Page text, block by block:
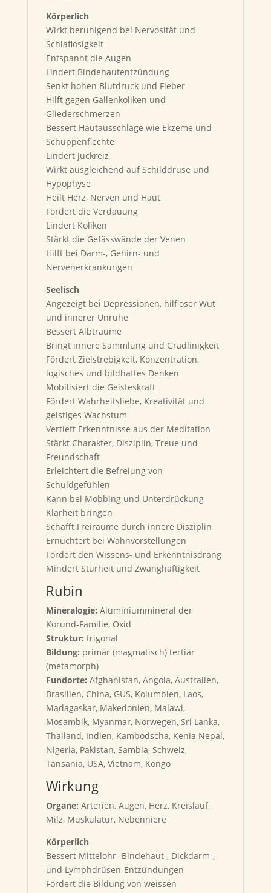
Körperlich
Wirkt beruhigend bei Nervosität und
Schlaflosigkeit
Entspannt die Augen
Lindert Bindehautentzündung
Senkt hohen Blutdruck und Fieber
Hilft gegen Gallenkoliken und
Gliederschmerzen
Bessert Hautausschläge wie Ekzeme und
Schuppenflechte
Lindert Juckreiz
Wirkt ausgleichend auf Schilddrüse und
Hypophyse
Heilt Herz, Nerven und Haut
Fördert die Verdauung
Lindert Koliken
Stärkt die Gefässwände der Venen
Hilft bei Darm-, Gehirn- und
Nervenerkrankungen
Seelisch
Angezeigt bei Depressionen, hilfloser Wut
und innerer Unruhe
Bessert Albträume
Bringt innere Sammlung und Gradlinigkeit
Fördert Zielstrebigkeit, Konzentration,
logisches und bildhaftes Denken
Mobilisiert die Geisteskraft
Fördert Wahrheitsliebe, Kreativität und
geistiges Wachstum
Vertieft Erkenntnisse aus der Meditation
Stärkt Charakter, Disziplin, Treue und
Freundschaft
Erleichtert die Befreiung von
Schuldgefühlen
Kann bei Mobbing und Unterdrückung
Klarheit bringen
Schafft Freiräume durch innere Disziplin
Ernüchtert bei Wahnvorstellungen
Fördert den Wissens- und Erkenntnisdrang
Mindert Sturheit und Zwanghaftigkeit
Rubin
Mineralogie: Aluminiummineral der
Korund-Familie, Oxid
Struktur: trigonal
Bildung: primär (magmatisch) tertiär
(metamorph)
Fundorte: Afghanistan, Angola, Australien,
Brasilien, China, GUS, Kolumbien, Laos,
Madagaskar, Makedonien, Malawi,
Mosambik, Myanmar, Norwegen, Sri Lanka,
Thailand, Indien, Kambodscha, Kenia Nepal,
Nigeria, Pakistan, Sambia, Schweiz,
Tansania, USA, Vietnam, Kongo
Wirkung
Organe: Arterien, Augen, Herz, Kreislauf,
Milz, Muskulatur, Nebenniere
Körperlich
Bessert Mittelohr- Bindehaut-, Dickdarm-,
und Lymphdrüsen-Entzündungen
Fördert die Bildung von weissen